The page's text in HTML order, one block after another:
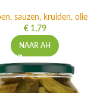
sauzen, kruiden, olie
€1,79
NAAR AH